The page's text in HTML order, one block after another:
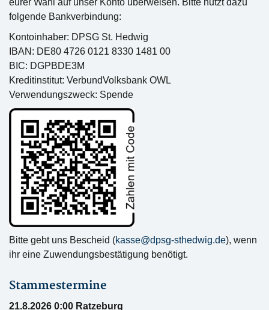
folgende Bankverbindung:
Kontoinhaber: DPSG St. Hedwig
IBAN: DE80 4726 0121 8330 1481 00
BIC: DGPBDE3M
Kreditinstitut: VerbundVolksbank OWL
Verwendungszweck: Spende
Bitte gebt uns Bescheid (kasse@dpsg-sthedwig.de), wenn
ihr eine Zuwendungsbestätigung benötigt.
Stammestermine
21.8.2026 0:00 Ratzeburg